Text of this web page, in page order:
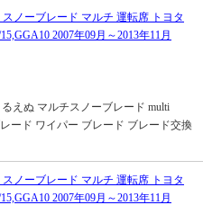
ノーブレード マルチ 運転席 トヨタ
2007年09月～2013年11月
えぬ マルチスノーブレード multi
ード ワイパー ブレード ブレード交換
ノーブレード マルチ 運転席 トヨタ
2007年09月～2013年11月